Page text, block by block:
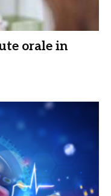
orale in